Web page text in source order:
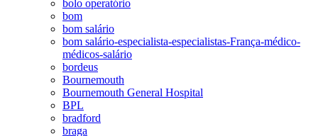
bolo operatório
bom
bom salário
bom salário-especialista-especialistas-França-médico-
médicos-salário
bordeus
Bournemouth
Bournemouth General Hospital
BPL
bradford
braga